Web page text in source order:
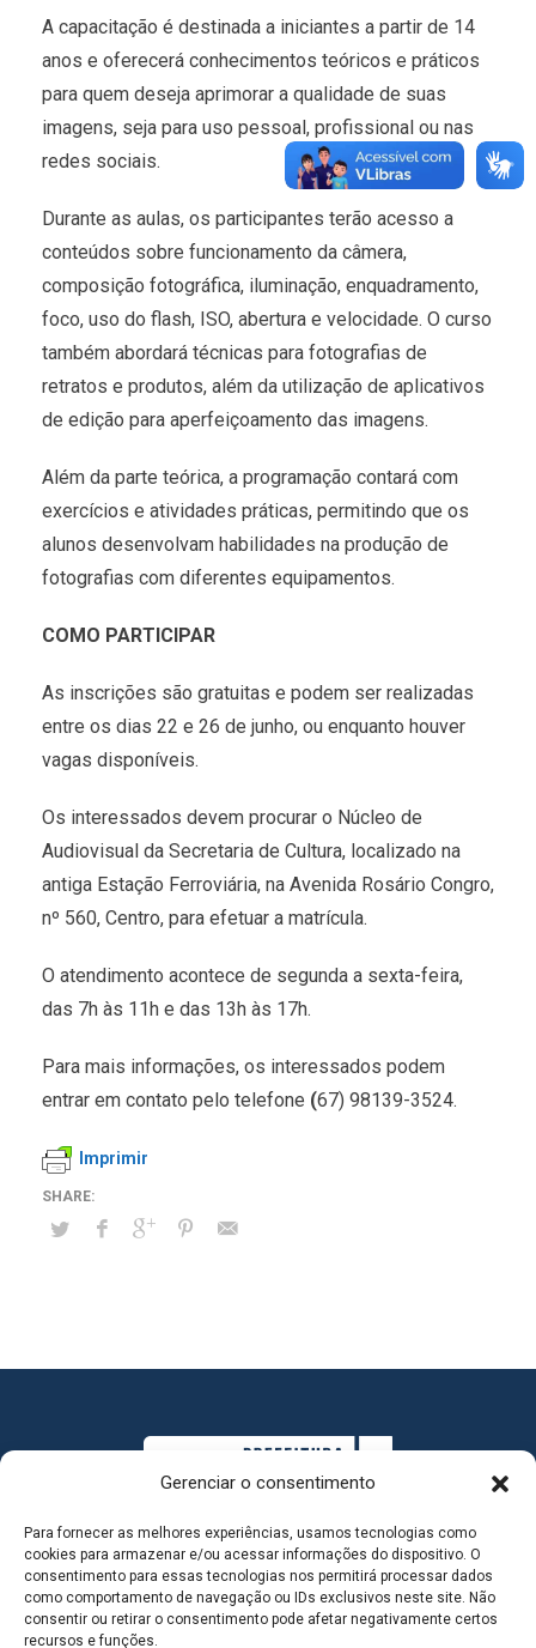
Gerenciar o consentimento
Para fornecer as melhores experiências, usamos tecnologias como
cookies para armazenar e/ou acessar informações do dispositivo. O
consentimento para essas tecnologias nos permitirá processar dados
como comportamento de navegação ou IDs exclusivos neste site. Não
consentir ou retirar o consentimento pode afetar negativamente certos
recursos e funções.
A capacitação é destinada a iniciantes a partir de 14
anos e oferecerá conhecimentos teóricos e práticos
para quem deseja aprimorar a qualidade de suas
imagens, seja para uso pessoal, profissional ou nas
redes sociais.
Durante as aulas, os participantes terão acesso a
conteúdos sobre funcionamento da câmera,
composição fotográfica, iluminação, enquadramento,
foco, uso do flash, ISO, abertura e velocidade. O curso
também abordará técnicas para fotografias de
retratos e produtos, além da utilização de aplicativos
de edição para aperfeiçoamento das imagens.
Além da parte teórica, a programação contará com
exercícios e atividades práticas, permitindo que os
alunos desenvolvam habilidades na produção de
fotografias com diferentes equipamentos.
COMO PARTICIPAR
As inscrições são gratuitas e podem ser realizadas
entre os dias 22 e 26 de junho, ou enquanto houver
vagas disponíveis.
Os interessados devem procurar o Núcleo de
Audiovisual da Secretaria de Cultura, localizado na
antiga Estação Ferroviária, na Avenida Rosário Congro,
nº 560, Centro, para efetuar a matrícula.
O atendimento acontece de segunda a sexta-feira,
das 7h às 11h e das 13h às 17h.
Para mais informações, os interessados podem
entrar em contato pelo telefone (67) 98139-3524.
Imprimir
MAPA DO SITE